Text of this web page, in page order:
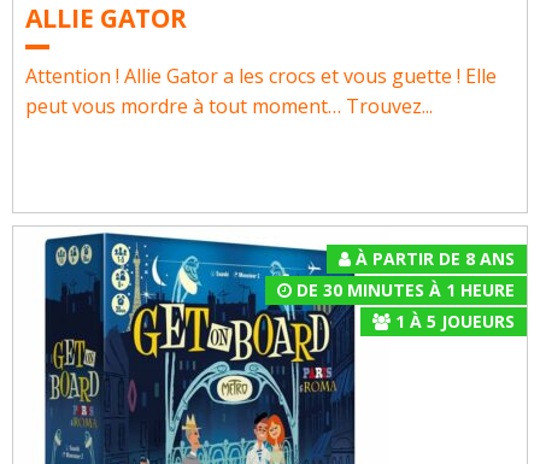
ALLIE GATOR
Attention ! Allie Gator a les crocs et vous guette ! Elle
peut vous mordre à tout moment… Trouvez...
À PARTIR DE 8 ANS
DE 30 MINUTES À 1 HEURE
1 À 5 JOUEURS